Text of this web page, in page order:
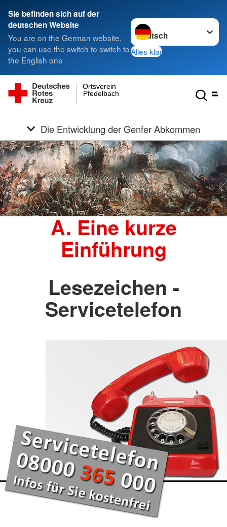
Sie befinden sich auf der
deutschen Website
You are on the German website,
you can use the switch to switch to
the English one
Sprache wechseln zu
Alles klar
Pfedelbach
Ortsverein
Die Entwicklung der Genfer Abkommen
A. Eine kurze
Einführung
Lesezeichen -
Servicetelefon